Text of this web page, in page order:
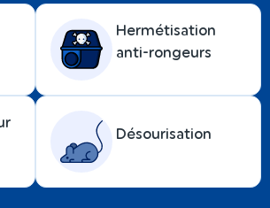
Hermétisation
anti-rongeurs
Désourisation